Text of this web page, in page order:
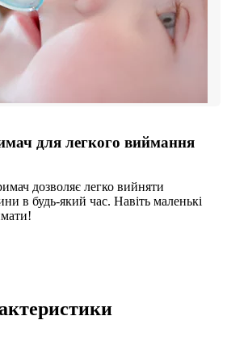
для легкого виймання
дозволяє легко вийняти
в будь-який час. Навіть маленькі